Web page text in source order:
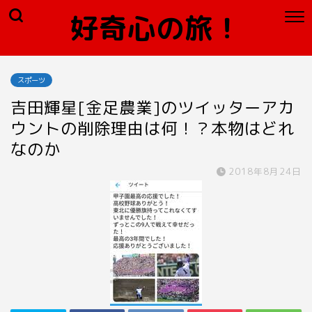
好奇心の旅！
スポーツ
吉田輝星[金足農業]のツイッターアカ
ウントの削除理由は何！？本物はどれ
なのか
2018年8月24日